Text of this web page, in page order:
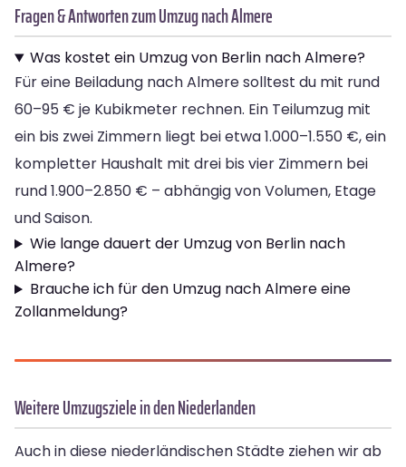
Fragen & Antworten zum Umzug nach Almere
Was kostet ein Umzug von Berlin nach Almere?
Für eine Beiladung nach Almere solltest du mit rund
60–95 € je Kubikmeter rechnen. Ein Teilumzug mit
ein bis zwei Zimmern liegt bei etwa 1.000–1.550 €, ein
kompletter Haushalt mit drei bis vier Zimmern bei
rund 1.900–2.850 € – abhängig von Volumen, Etage
und Saison.
Wie lange dauert der Umzug von Berlin nach
Almere?
Brauche ich für den Umzug nach Almere eine
Zollanmeldung?
Weitere Umzugsziele in den Niederlanden
Auch in diese niederländischen Städte ziehen wir ab